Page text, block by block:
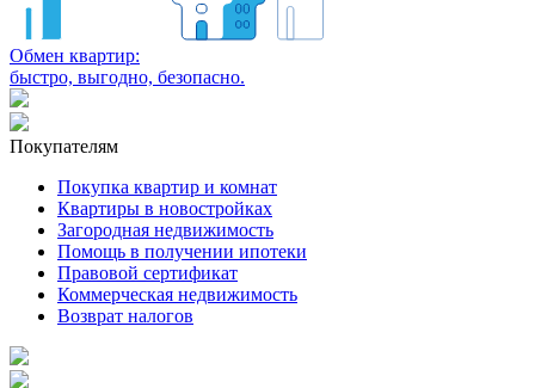
Обмен квартир:
быстро, выгодно, безопасно.
Покупателям
Покупка квартир и комнат
Квартиры в новостройках
Загородная недвижимость
Помощь в получении ипотеки
Правовой сертификат
Коммерческая недвижимость
Возврат налогов